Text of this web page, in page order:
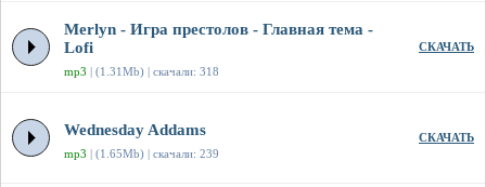
Merlyn - Игра престолов - Главная тема -
Lofi
mp3 | (1.31Mb) | скачали: 318
СКАЧАТЬ
Wednesday Addams
mp3 | (1.65Mb) | скачали: 239
СКАЧАТЬ